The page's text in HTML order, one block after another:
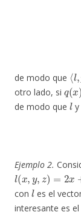
de modo que
⟨l
otro lado, si
q (x
de modo que
l
Ejemplo 2.
l(x,y,z) =2 x+3y
con
l
es el
interesante es